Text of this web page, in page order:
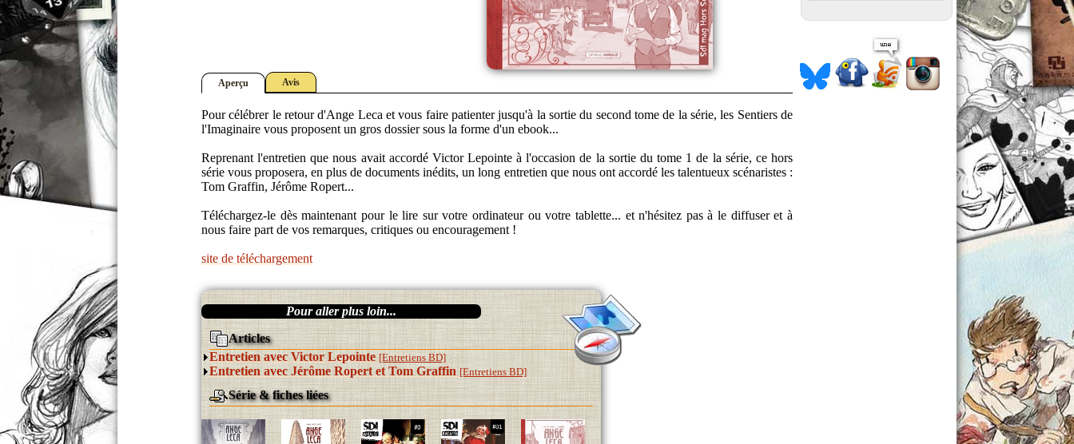
Aperçu Avis
Pour célébrer le retour d'Ange Leca et vous faire patienter jusqu'à la sortie du second tome de la série, les Sentiers de
l'Imaginaire vous proposent un gros dossier sous la forme d'un ebook...
Reprenant l'entretien que nous avait accordé Victor Lepointe à l'occasion de la sortie du tome 1 de la série, ce hors
série vous proposera, en plus de documents inédits, un long entretien que nous ont accordé les talentueux scénaristes :
Tom Graffin, Jérôme Ropert...
Téléchargez-le dès maintenant pour le lire sur votre ordinateur ou votre tablette... et n'hésitez pas à le diffuser et à
nous faire part de vos remarques, critiques ou encouragement !
site de téléchargement
Pour aller plus loin...
Articles
Entretien avec Victor Lepointe [Entretiens BD]
Entretien avec Jérôme Ropert et Tom Graffin [Entretiens BD]
Série & fiches liées